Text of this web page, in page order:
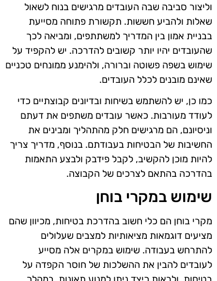
וליצור סביבה שבה העובדים מרגישים בנוח לשאול
שאלות ולהביע חששות. תקשורת פתוחה מסייעת
בבניית אמון בין המדריך למשתתפים, ומביאה לכך
שהעובדים יהיו יותר קשובים להדרכה. יש להקפיד על
שימוש בשפה פשוטה וברורה, ולהימנע ממונחים טכניים
שאינם מובנים לכלל העובדים.
כמו כן, יש להשתמש בשיחות ובדיונים קבוצתיים כדי
לעודד מעורבות. כאשר עובדים משתפים את דעתם
וניסיונם, הם מרגישים חלק מהתהליך ומבינים את
החשיבות של הבטיחות בעבודתם. בנוסף, מדריך צריך
להיות מוכן להקשיב, לקבל פידבק ולבצע התאמות
בהדרכה בהתאם לצרכים של הקבוצה.
שימוש במקרי בוחן
מקרי בוחן הם כלי חשוב בהדרכת בטיחות, מכיוון שהם
מציעים דוגמאות מציאותיות למצבים שעלולים
להתרחש בעבודה. שימוש במקרים אלה מסייע
לעובדים להבין את ההשלכות של חוסר הקפדה על